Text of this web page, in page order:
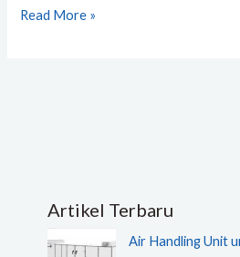
Read More »
Artikel Terbaru
Air Handling Unit